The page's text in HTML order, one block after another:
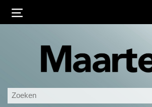
Ingelogd blijven